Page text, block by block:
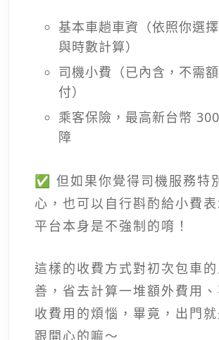
基本車趟車資（依照你選
與時數計算）
司機小費（已內含，不需
付）
乘客保險，最高新台幣
障
✅ 但如果你覺得司機服務特
心，也可以自行斟酌給小費
平台本身是不強制的唷！
這樣的收費方式對初次包車
善，省去計算一堆額外費用
收費用的煩惱，畢竟，出門
跟開心的嘛～